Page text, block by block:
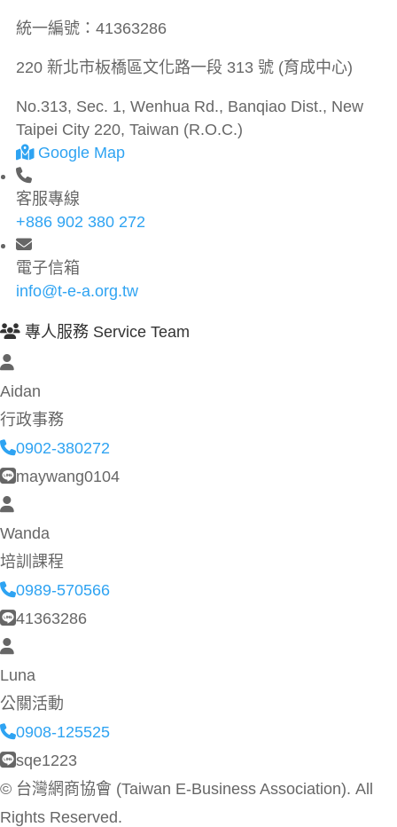
統一編號： 41363286
220 新北市板橋區文化路一段 313 號 (育成中心)
No.313, Sec. 1, Wenhua Rd., Banqiao Dist., New
Taipei City 220, Taiwan (R.O.C.)
Google Map
客服專線
+886 902 380 272
電子信箱
info@t-e-a.org.tw
專人服務 Service Team
Aidan
行政事務
0902-380272
maywang0104
Wanda
培訓課程
0989-570566
41363286
Luna
公關活動
0908-125525
sqe1223
© 台灣網商協會 (Taiwan E-Business Association). All
Rights Reserved.